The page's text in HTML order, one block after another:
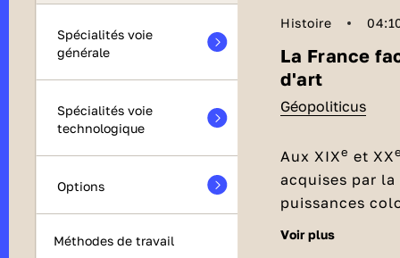
Spécialités voie
générale
Spécialités voie
technologique
Options
Méthodes de travail
Histoire
La France
d'art
Géopoliticus
Aux XIXe et XXe
acquises par
puissances
restitution du
Objets
voir plus